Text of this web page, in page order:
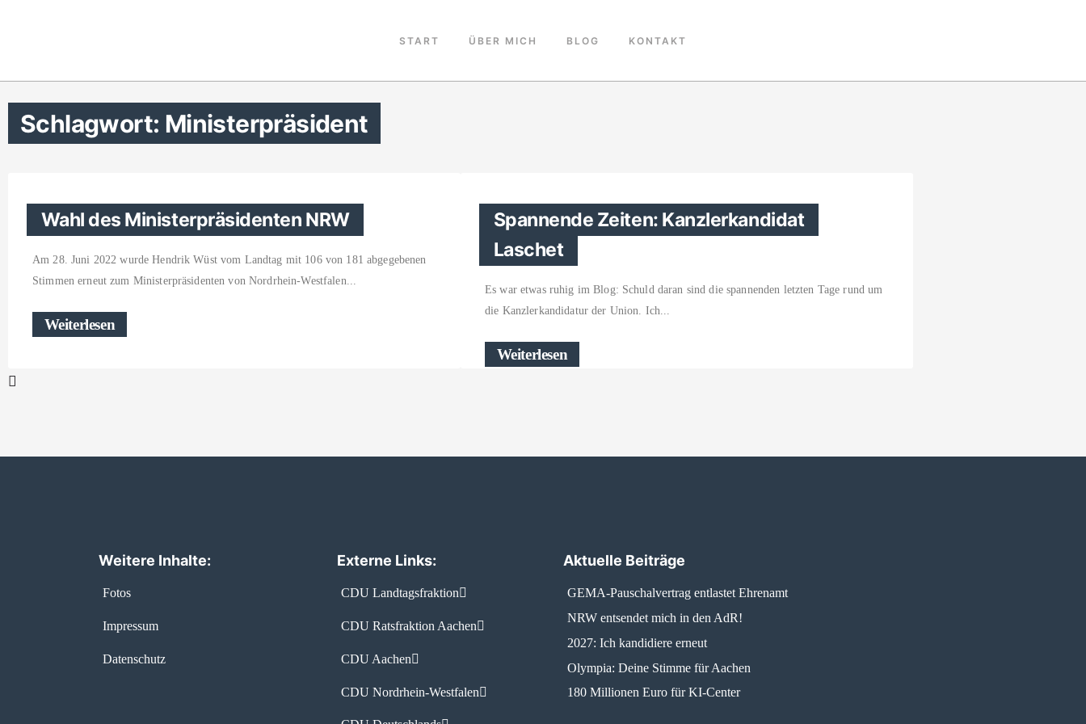
START ÜBER MICH BLOG KONTAKT
Schlagwort: Ministerpräsident
Wahl des Ministerpräsidenten NRW
Am 28. Juni 2022 wurde Hendrik Wüst vom Landtag mit 106 von 181 abgegebenen
Stimmen erneut zum Ministerpräsidenten von Nordrhein-Westfalen
Weiterlesen
Spannende Zeiten: Kanzlerkandidat
Laschet
Es war etwas ruhig im Blog: Schuld daran sind die spannenden letzten Tage rund um
die Kanzlerkandidatur der Union. Ich
Weiterlesen
Weitere Inhalte:
Fotos
Impressum
Datenschutz
Externe Links:
CDU Landtagsfraktion
CDU Ratsfraktion Aachen
CDU Aachen
CDU Nordrhein-Westfalen
Aktuelle Beiträge
GEMA-Pauschalvertrag entlastet Ehrenamt
NRW entsendet mich in den AdR!
2027: Ich kandidiere erneut
Olympia: Deine Stimme für Aachen
180 Millionen Euro für KI-Center